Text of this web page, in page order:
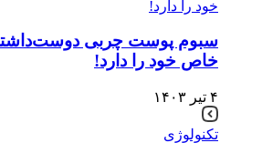
سبوم پوست چربی
خاص خود را دارد!
۴ تیر ۱۴۰۳
تکنولوژی